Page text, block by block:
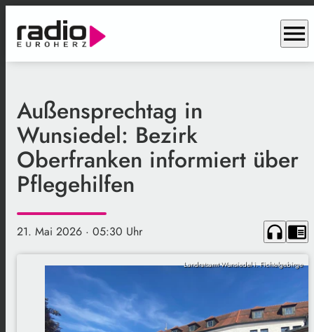
menu
Außensprechtag in
Wunsiedel: Bezirk
Oberfranken informiert über
Pflegehilfen
21. Mai 2026 · 05:30 Uhr headphones chrome_reader_mode
Landratsamt Wunsiedel i. Fichtelgebirge